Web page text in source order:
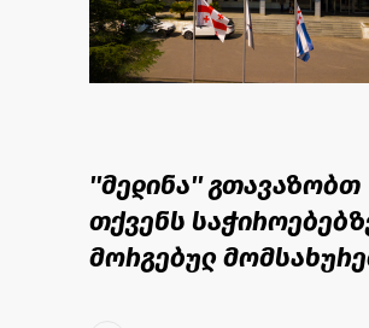
''მედინა'' გთავაზობთ
თქვენს
მორგებულ